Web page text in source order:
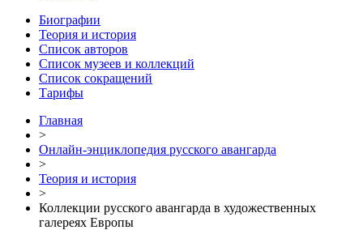
Биографии
Теория и история
Список авторов
Список музеев и коллекций
Список сокращений
Тарифы
Главная
>
Онлайн-энциклопедия русского авангарда
>
Теория и история
>
Коллекции русского авангарда в художественных
галереях Европы